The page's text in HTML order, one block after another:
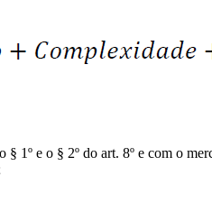
1º e o § 2º do art. 8º e com o